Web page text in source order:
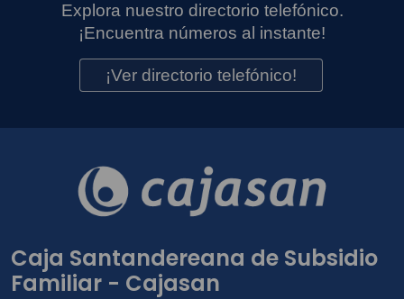
Explora nuestro directorio telefónico.
¡Encuentra números al instante!
¡Ver directorio telefónico!
Caja Santandereana de Subsidio
Familiar - Cajasan